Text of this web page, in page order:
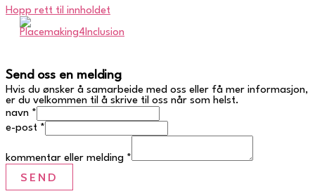
Hopp rett til innholdet
Send oss en melding
Hvis du ønsker å samarbeide med oss eller få mer informasjon,
er du velkommen til å skrive til oss når som helst.
navn *
e-post *
kommentar eller melding *
SEND